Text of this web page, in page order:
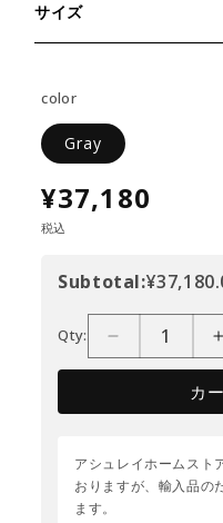
サイズ
color
Gray
¥37,180
税込
Subtotal:
Qty:
カ
アシュレイホームスト
おりますが、輸入品の
ます。